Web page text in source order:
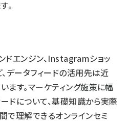
。
ドエンジン、Instagramショッ
、データフィードの活用先は近
ます。マーケティング施策に幅
ドについて、基礎知識から実際
で理解できるオンラインセミ